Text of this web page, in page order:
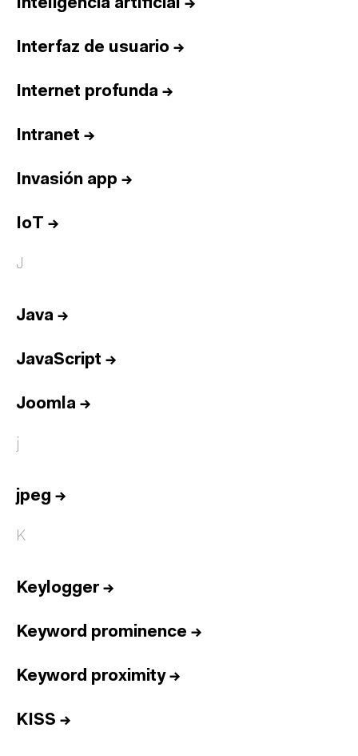
Inteligencia artificial →
Interfaz de usuario →
Internet profunda →
Intranet →
Invasión app →
IoT →
J
Java →
JavaScript →
Joomla →
j
jpeg →
K
Keylogger→
Keyword prominence →
Keyword proximity→
KISS →